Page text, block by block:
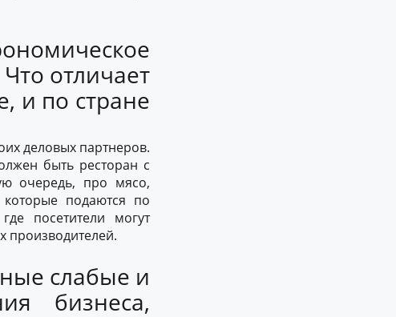
отличает
и по стране
деловых партнеров.
быть ресторан с
очередь, про мясо,
подаются по
посетители могут
производителей.
слабые и
бизнеса,